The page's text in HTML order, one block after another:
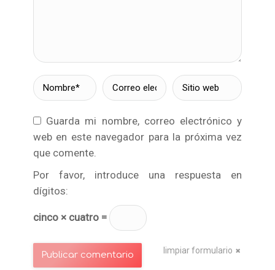
Nombre *
Correo
electrónico *
Sitio web
Guarda mi nombre, correo electrónico y
web en este navegador para la próxima vez
que comente.
Por favor, introduce una respuesta en
dígitos:
cinco × cuatro =
limpiar formulario
Publicar comentario